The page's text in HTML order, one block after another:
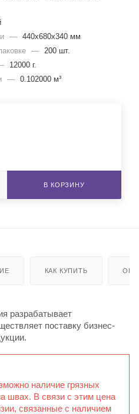
— 440x680x340 мм
— 200 шт.
12000 г.
— 0.102000 м³
В КОРЗИНУ
КАК КУПИТЬ
разрабатывает
поставку бизнес-
наличие грязных
швах. В связи с этим цена
связанные с наличием